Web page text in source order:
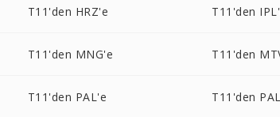
T11'den HRZ'e T11'den
T11'den MNG'e T11'den
T11'den PAL'e T11'den